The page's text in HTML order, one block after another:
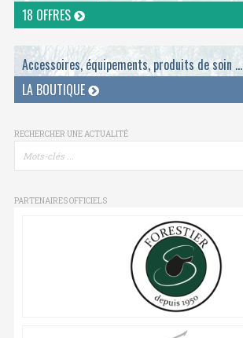
18 OFFRES
Accessoires, équipements, produits de soin ...
LA BOUTIQUE
RECHERCHER UNE ACTUALITÉ
PARTENAIRES OFFICIELS